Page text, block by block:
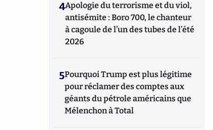
4Apologie du terrorisme et du viol,
antisémite : Boro 700, le chanteur
à cagoule de l’un des tubes de l’été
2026
5Pourquoi Trump est plus légitime
pour réclamer des comptes aux
géants du pétrole américains que
Mélenchon à Total